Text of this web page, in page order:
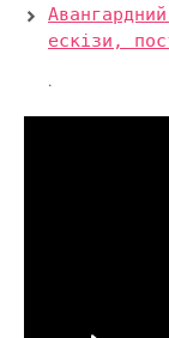
ескізи,
.